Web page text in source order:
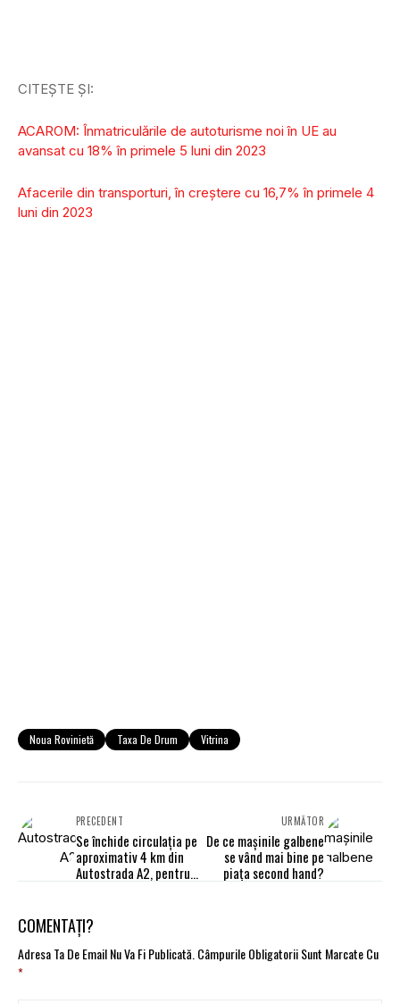
CITEȘTE ȘI:
ACAROM: Înmatriculările de autoturisme noi în UE au
avansat cu 18% în primele 5 luni din 2023
Afacerile din transporturi, în creștere cu 16,7% în primele 4
luni din 2023
Noua Rovinietă Taxa De Drum Vitrina
PRECEDENT
Se închide circulația pe
aproximativ 4 km din
Autostrada A2, pentru
URMĂTOR
De ce mașinile galbene
se vând mai bine pe
piața second hand?
COMENTAȚI?
Adresa Ta De Email Nu Va Fi Publicată.Câmpurile Obligatorii Sunt Marcate Cu
*